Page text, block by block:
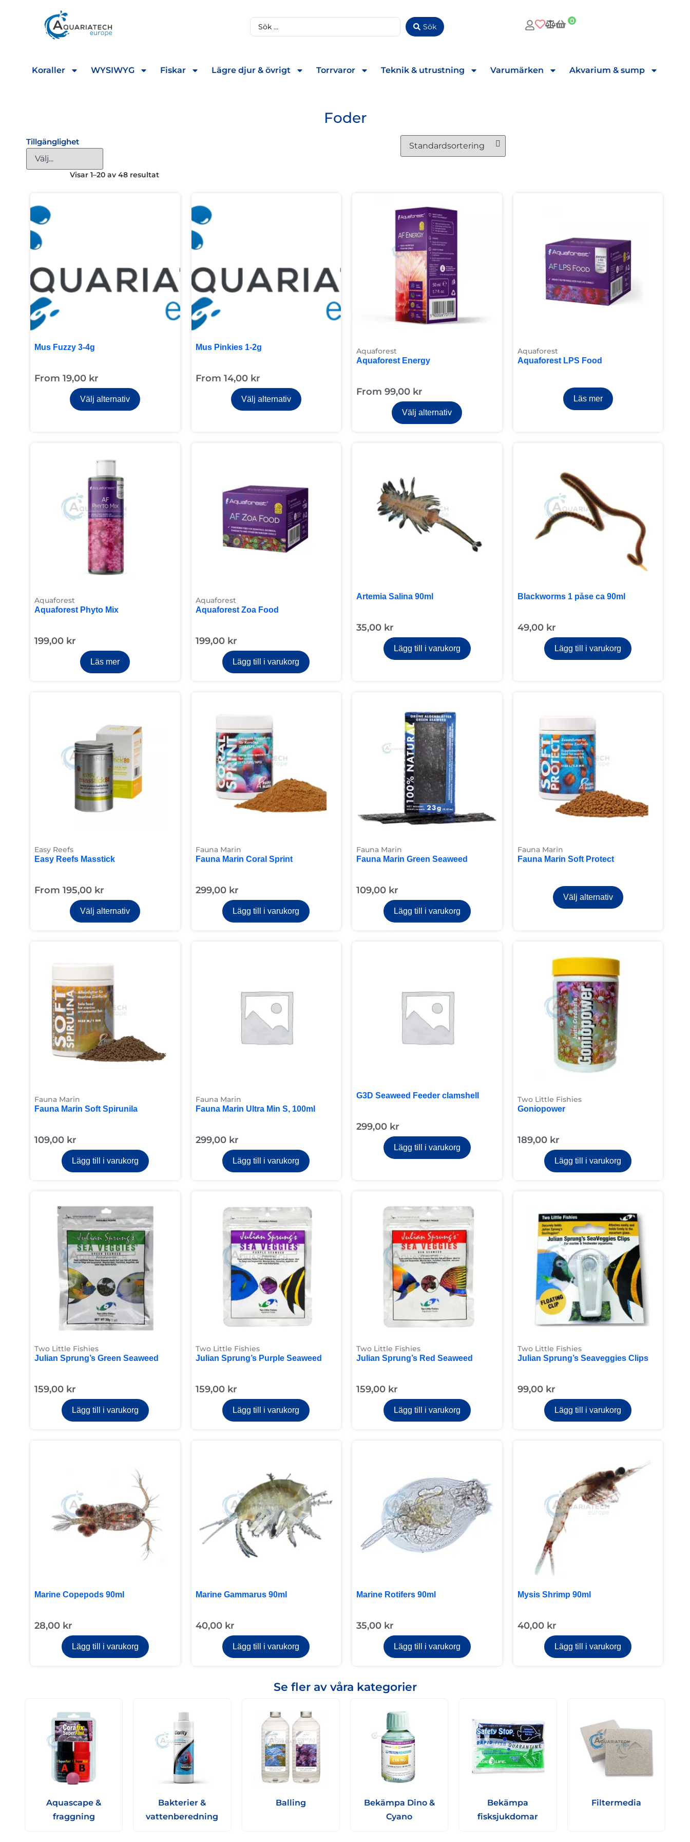
Sök
0
Koraller WYSIWYG Fiskar Lägre djur & övrigt Torrvaror Teknik & utrustning Varumärken Akvarium & sump
Foder
Tillgänglighet
Visar 1–20 av 48 resultat
Mus Fuzzy 3-4g
From 19,00 kr
Välj alternativ
Mus Pinkies 1-2g
From 14,00 kr
Välj alternativ
Aquaforest Energy
From 99,00 kr
Välj alternativ
Aquaforest
Aquaforest LPS Food
Läs mer
Aquaforest
Aquaforest Phyto Mix
199,00 kr
Läs mer
Aquaforest
Aquaforest Zoa Food
199,00 kr
Lägg till i varukorg
Aquaforest Artemia Salina 90ml
35,00 kr
Lägg till i varukorg
Blackworms 1 påse ca 90ml
49,00 kr
Lägg till i varukorg
Easy Reefs Masstick
From 195,00 kr
Välj alternativ
Easy Reefs
Fauna Marin Coral Sprint
299,00 kr
Lägg till i varukorg
Fauna Marin
Fauna Marin Green Seaweed
109,00 kr
Lägg till i varukorg
Fauna Marin
Fauna Marin Soft Protect
Välj alternativ
Fauna Marin
Fauna Marin Soft Spirunila
109,00 kr
Lägg till i varukorg
Fauna Marin
Fauna Marin Ultra Min S, 100ml
299,00 kr
Lägg till i varukorg
Fauna Marin G3D Seaweed Feeder clamshell
299,00 kr
Lägg till i varukorg
Goniopower
189,00 kr
Lägg till i varukorg
Two Little Fishies
Julian Sprung’s Green Seaweed
159,00 kr
Lägg till i varukorg
Two Little Fishies
Julian Sprung’s Purple Seaweed
159,00 kr
Lägg till i varukorg
Two Little Fishies
Julian Sprung’s Red Seaweed
159,00 kr
Lägg till i varukorg
Two Little Fishies
Julian Sprung’s Seaveggies Clips
99,00 kr
Lägg till i varukorg
Two Little Fishies
Marine Copepods 90ml
28,00 kr
Lägg till i varukorg
Marine Gammarus 90ml
40,00 kr
Lägg till i varukorg
Marine Rotifers 90ml
35,00 kr
Lägg till i varukorg
Mysis Shrimp 90ml
40,00 kr
Lägg till i varukorg
Se fler av våra kategorier
Aquascape &
fraggning
Bakterier &
vattenberedning
Balling
Bekämpa Dino &
Cyano
Bekämpa
fisksjukdomar
Filtermedia